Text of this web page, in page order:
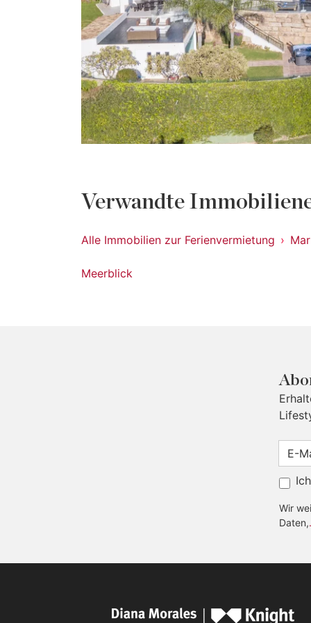
Verwandte
Alle Immobilien zur Ferienvermietung
Meerblick
Wir
Daten,